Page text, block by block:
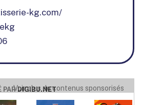
kg.com/
PARDIGIBU.NET
Voir plus de contenus sponsorisés